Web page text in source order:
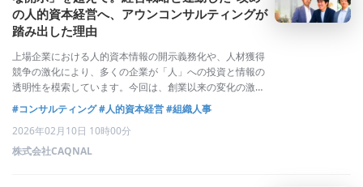
の人的資本経営へ、アウンコンサルティングが
踏み出した理由
上場企業における人的資本情報の開示義務化や、人材獲得
競争の激化により、多くの企業が「人」への投資と情報の
透明性を模索しています。今回は、創業以来の変化の激し
いSEO・Webマーケティング業界で約30年の歴史を持つア
ウンコンサルティング株式会社の高橋取締役と、同社の統
合報告書および人的資本開示プロジェ
#コンサルティング#人的資本経営#組織人事
2026年02月10日 10時00分
株式会社CAQNAL